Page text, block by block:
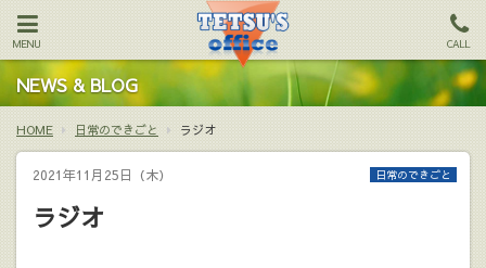
MENU CALL
NEWS & BLOG
HOME 日常のできごと ラジオ
2021年11月25日（木） 日常のできごと
ラジオ